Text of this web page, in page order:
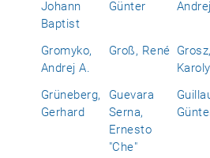
Johann
Baptist
Günter
Gromyko,
Andrej A.
Groß, René Grosz,
Karoly
Grüneberg,
Gerhard
Guevara
Serna,
Ernesto
"Che"